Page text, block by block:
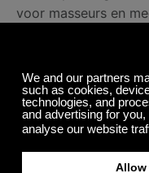
voor masseurs en
We hebben meer
puur gefocust zijn
perfect voor je spa,
naar onzeKanalen